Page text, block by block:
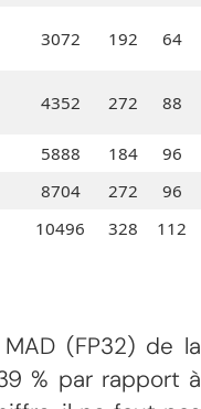
3072 192 64
4352 272 88
5888 184 96
8704 272 96
10496 328 112
(FP32) de la
% par rapport à